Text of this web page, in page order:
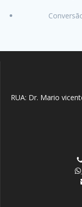
RUA: Dr. Mario